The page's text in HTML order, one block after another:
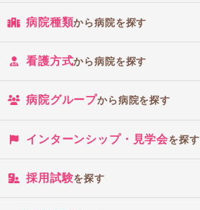
病院種類から病院を探す
看護方式から病院を探す
病院グループから病院を探す
インターンシップ・見学会を探す
採用試験を探す